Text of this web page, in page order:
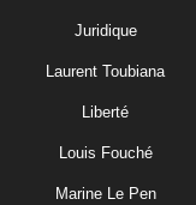
Juridique
Laurent Toubiana
Liberté
Louis Fouché
Marine Le Pen